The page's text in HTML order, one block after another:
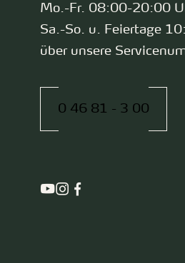
Mo.-Fr. 08:00-20:00
Sa.-So. u. Feiertage
über unsere
0 46 81 - 3 00